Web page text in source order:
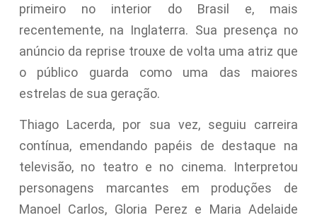
primeiro no interior do Brasil e, mais
recentemente, na Inglaterra. Sua presença no
anúncio da reprise trouxe de volta uma atriz que
o público guarda como uma das maiores
estrelas de sua geração.
Thiago Lacerda, por sua vez, seguiu carreira
contínua, emendando papéis de destaque na
televisão, no teatro e no cinema. Interpretou
personagens marcantes em produções de
Manoel Carlos, Gloria Perez e Maria Adelaide